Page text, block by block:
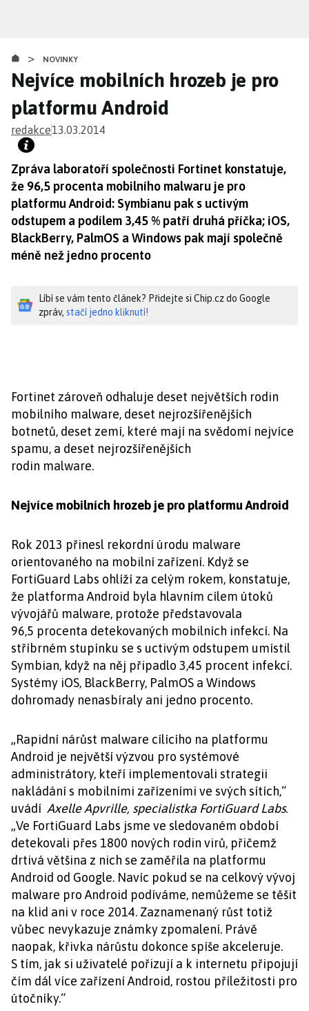
obsahu
> NOVINKY
Nejvíce mobilních hrozeb je pro
platformu Android
redakce13.03.2014
Zpráva laboratoří společnosti Fortinet konstatuje,
že 96,5 procenta mobilního malwaru je pro
platformu Android: Symbianu pak s uctivým
odstupem a podílem 3,45 % patří druhá příčka; iOS,
BlackBerry, PalmOS a Windows pak mají společně
méně než jedno procento
Líbí se vám tento článek? Přidejte si Chip.cz do Google
zpráv, stačí jedno kliknutí!
Fortinet zároveň odhaluje deset největších rodin
mobilního malware, deset nejrozšířenějších
botnetů, deset zemí, které mají na svědomí nejvíce
spamu, a deset nejrozšířenějších
rodin malware.
Nejvíce mobilních hrozeb je pro platformu Android
Rok 2013 přinesl rekordní úrodu malware
orientovaného na mobilní zařízení. Když se
FortiGuard Labs ohlíží za celým rokem, konstatuje,
že platforma Android byla hlavním cílem útoků
vývojářů malware, protože představovala
96,5 procenta detekovaných mobilních infekcí. Na
stříbrném stupínku se s uctivým odstupem umístil
Symbian, když na něj připadlo 3,45 procent infekcí.
Systémy iOS, BlackBerry, PalmOS a Windows
dohromady nenasbíraly ani jedno procento.
„Rapidní nárůst malware cílícího na platformu
Android je největší výzvou pro systémové
administrátory, kteří implementovali strategii
nakládání s mobilními zařízeními ve svých sítích,“
uvádí Axelle Apvrille, specialistka FortiGuard Labs.
„Ve FortiGuard Labs jsme ve sledovaném období
detekovali přes 1800 nových rodin virů, přičemž
drtivá většina z nich se zaměřila na platformu
Android od Google. Navíc pokud se na celkový vývoj
malware pro Android podíváme, nemůžeme se těšit
na klid ani v roce 2014. Zaznamenaný růst totiž
vůbec nevykazuje známky zpomalení. Právě
naopak, křivka nárůstu dokonce spíše akceleruje.
S tím, jak si uživatelé pořizují a k internetu připojují
čím dál více zařízení Android, rostou příležitosti pro
útočníky.“